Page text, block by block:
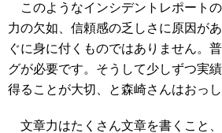
このようなインシデントレポート
力の欠如、信頼感の乏しさに原因が
ぐに身に付くものではありません。
グが必要です。そうして少しずつ実
得ることが大切、と森崎さんはおっし
文章力はたくさん文章を書くこと